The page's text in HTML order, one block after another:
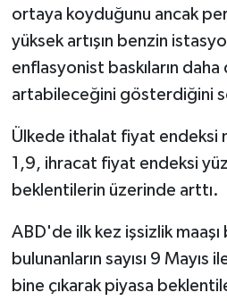
ortaya koyduğunu ancak
yüksek artışın benzin
enflasyonist baskıların daha
artabileceğini gösterdiğini
Ülkede ithalat fiyat endeksi
1,9, ihracat fiyat endeksi
beklentilerin üzerinde arttı.
ABD'de ilk kez işsizlik
bulunanların sayısı 9 Mayıs
bine çıkarak piyasa